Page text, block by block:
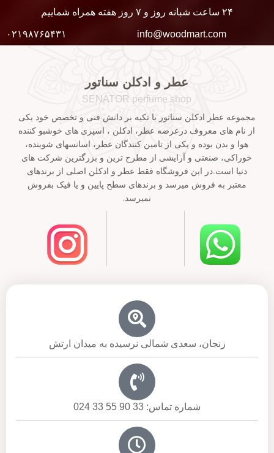
۲۴ ساعت شبانه روز و ۷ روز هفته همراه شماییم
info@woodmart.com ۰۲۱۹۸۷۶۵۴۳۱
عطر و ادکلن سناتور
SENATOR perfume shop
مجموعه عطر ادکلن سناتور با تکیه بر دانش فنی و تخصص خود یکی
از نام های معروف درعرضه عطر، ادکلن ، اسپری های خوشبو کننده
هوا و بدن بوده و یکی از تامین کنندگان عطر، اسانسهای شوینده،
خوراکی، صنعتی و آرایشی از مطرح ترین و بزرگترین شرکت های
دنیا است.در این فروشگاه فقط عطر و ادکلن اصلی از برندهای
معتبر به فروش میرسد و برندهای سطح پایین و یا فیک بفروش
نمیرسد.
زنجان، سعدی شمالی نرسیده به میدان ارتش
شماره تماس: 33 90 55 33 024